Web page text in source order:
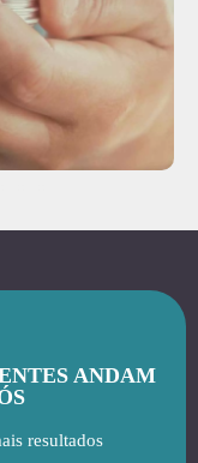
ANDAM
resultados